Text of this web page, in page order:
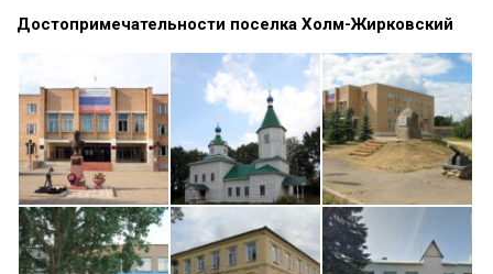
Достопримечательности поселка Холм-Жирковский